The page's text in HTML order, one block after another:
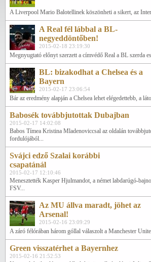
A Liverpool Mario Balotellinek köszönheti a sikert, az
A Real fél lábbal a BL-
negyeddöntőben!
2015-02-18 23:19:30
Megnyugtató előnyt szerzett a címvédő Real a BL szerda
BL: bizakodhat a Chelsea és a
Bayern
2015-02-17 23:06:54
Bár az eredmény alapján a Chelsea lehet elégedettebb, a
Babosék továbbjutottak Dubajban
2015-02-17 14:02:08
Babos Tímea Kristina Mladenoviccsal az oldalán
fordulójából...
Svájci edző Szalai korábbi
csapatánál
2015-02-17 12:10:46
Menesztették Kasper Hjulmandot, a német labdarúgó-
FSV...
Az MU állva maradt, jöhet az
Arsenal!
2015-02-16 23:09:29
A záró félórában három góllal válaszolt a Manchester
Green visszatérhet a Bayernhez
2015-02-16 21:52:53